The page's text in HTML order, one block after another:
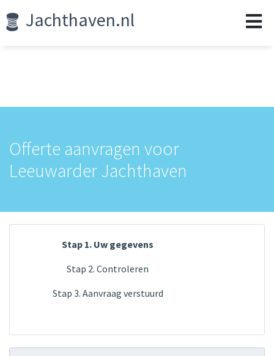
Jachthaven.nl
Offerte aanvragen voor
Leeuwarder Jachthaven
Stap 1. Uw gegevens
Stap 2. Controleren
Stap 3. Aanvraag verstuurd